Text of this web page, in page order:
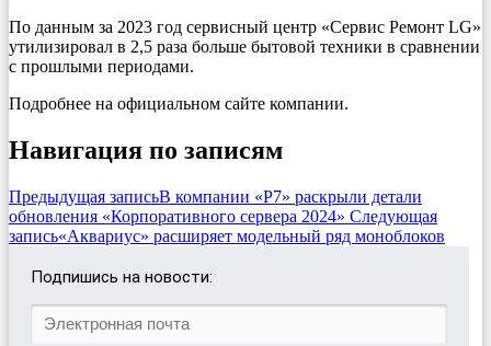
По данным за 2023 год сервисный центр «Сервис Ремонт LG»
утилизировал в 2,5 раза больше бытовой техники в сравнении
с прошлыми периодами.
Подробнее на официальном сайте компании.
Навигация по записям
Предыдущая записьВ компании «Р7» раскрыли детали
обновления «Корпоративного сервера 2024» Следующая
запись«Аквариус» расширяет модельный ряд моноблоков
Подпишись на новости: